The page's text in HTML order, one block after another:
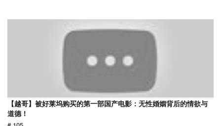
【越哥】被好莱坞购买的第一部国产电影：无性婚姻背后的情欲与
道德！